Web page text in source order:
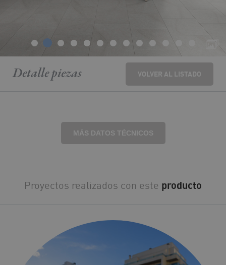
Detallepiezas VOLVER AL LISTADO
MÁS DATOS TÉCNICOS
Proyectos realizados con este producto